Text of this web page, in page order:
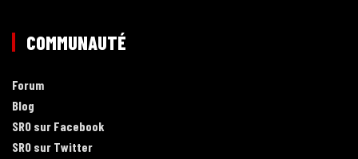
COMMUNAUTÉ
Forum
Blog
SRO sur Facebook
SRO sur Twitter